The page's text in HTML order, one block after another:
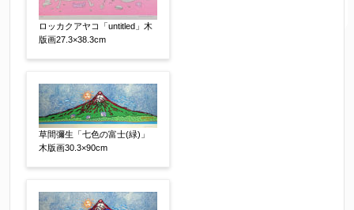
個人情報の取扱い
す。（確認画面は表示されません）
ロッカクアヤコ「untitled」木
版画27.3×38.3cm
草間彌生「七色の富士(緑)」
木版画30.3×90cm